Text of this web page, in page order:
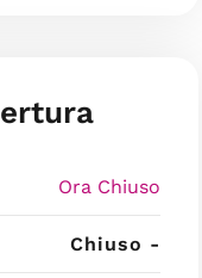
Ora Chiuso
Chiuso -